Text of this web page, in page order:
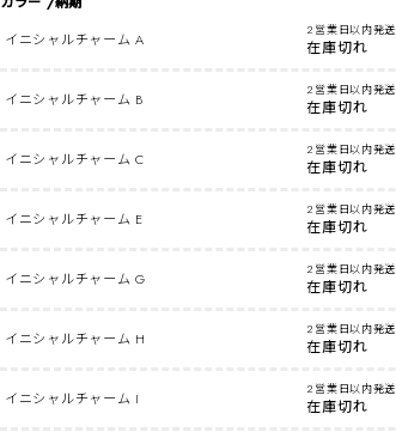
イニシャルチャーム A
2営業日以内発送
在庫切れ
イニシャルチャーム B
2営業日以内発送
在庫切れ
イニシャルチャーム C
2営業日以内発送
在庫切れ
イニシャルチャーム E
2営業日以内発送
在庫切れ
イニシャルチャーム G
2営業日以内発送
在庫切れ
イニシャルチャーム H
2営業日以内発送
在庫切れ
イニシャルチャーム I
2営業日以内発送
在庫切れ